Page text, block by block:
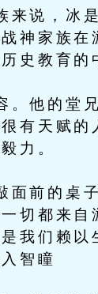
说，冰是
神家族在
史教育的
他的堂兄
有天赋
力。
前的桌子
切都来
我们赖
智瞳